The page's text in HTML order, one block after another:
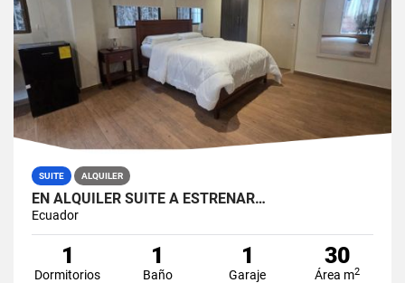
SUITE ALQUILER
EN ALQUILER SUITE A ESTRENAR…
Ecuador
1
Dormitorios
1
Baño
1
Garaje
30
Área m2